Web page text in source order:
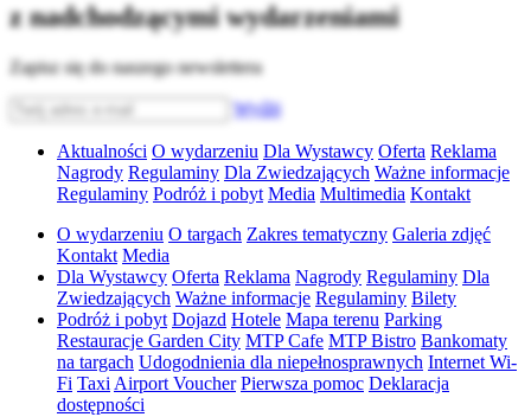
z nadchodzącymi wydarzeniami
Zapisz się do naszego newslettera
Wyślij
Aktualności O wydarzeniu Dla Wystawcy Oferta Reklama
Nagrody Regulaminy Dla Zwiedzających Ważne informacje
Regulaminy Podróż i pobyt Media Multimedia Kontakt
O wydarzeniu O targach Zakres tematyczny Galeria zdjęć
Kontakt Media
Dla Wystawcy Oferta Reklama Nagrody Regulaminy Dla
Zwiedzających Ważne informacje Regulaminy Bilety
Podróż i pobyt Dojazd Hotele Mapa terenu Parking
Restauracje Garden City MTP Cafe MTP Bistro Bankomaty
na targach Udogodnienia dla niepełnosprawnych Internet Wi-
Fi Taxi Airport Voucher Pierwsza pomoc Deklaracja
dostępności